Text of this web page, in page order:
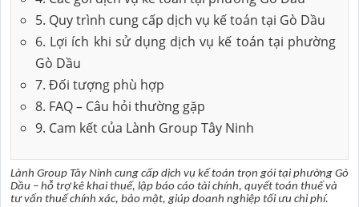
5. Quy trình cung cấp dịch vụ kế toán tại Gò Dầu
6. Lợi ích khi sử dụng dịch vụ kế toán tại phường
Gò Dầu
7. Đối tượng phù hợp
8. FAQ – Câu hỏi thường gặp
9. Cam kết của Lành Group Tây Ninh
Lành Group Tây Ninh cung cấp dịch vụ kế toán trọn gói tại phường Gò
Dầu – hỗ trợ kê khai thuế, lập báo cáo tài chính, quyết toán thuế và
tư vấn thuế chính xác, bảo mật, giúp doanh nghiệp tối ưu chi phí.